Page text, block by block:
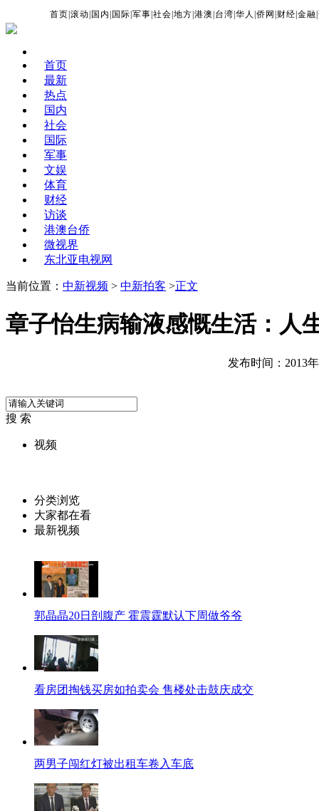
首页 |滚动 国内 国际 |军事 |社会 |地方 |港澳 台湾 |华人 |侨网 财经 |金融 |
首页
最新
热点
国内
社会
国际
军事
文娱
体育
财经
访谈
港澳台侨
微视界
东北亚电视网
当前位置： 中新视频 > 中新拍客 >正文
章子怡生病输液感慨生活：人
发布时间：2013
搜 索
视频
分类浏览
大家都在看
最新视频
郭晶晶20日剖腹产 霍震霆默认下周做爷爷
看房团掏钱买房如拍卖会 售楼处击鼓庆成交
两男子闯红灯被出租车卷入车底